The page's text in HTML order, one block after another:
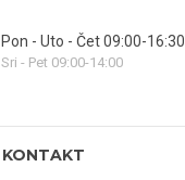
Pon - Uto - Čet 09:00-16:30
Sri - Pet 09:00-14:00
KONTAKT